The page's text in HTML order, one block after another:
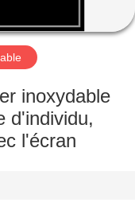
inoxydable
d'individu,
l'écran